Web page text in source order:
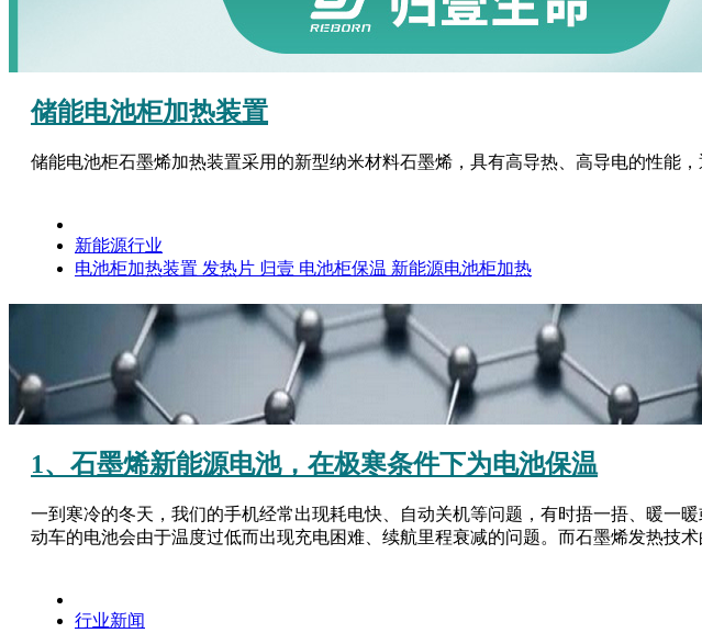
储能电池柜加热装置
储能电池柜石墨烯加热装置采用的新型纳米材料石墨烯，具有高导热、高导电的性能
新能源行业
电池柜加热装置 发热片 归壹 电池柜保温 新能源电池柜加热
1、石墨烯新能源电池，在极寒条件下为电池保温
一到寒冷的冬天，我们的手机经常出现耗电快、自动关机等问题，有时捂一捂、暖一
动车的电池会由于温度过低而出现充电困难、续航里程衰减的问题。而石墨烯发热技
行业新闻